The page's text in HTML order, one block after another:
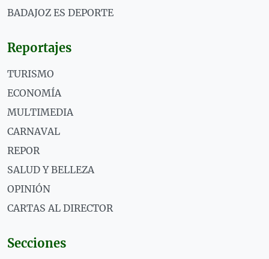
BADAJOZ ES DEPORTE
Reportajes
TURISMO
ECONOMÍA
MULTIMEDIA
CARNAVAL
REPOR
SALUD Y BELLEZA
OPINIÓN
CARTAS AL DIRECTOR
Secciones